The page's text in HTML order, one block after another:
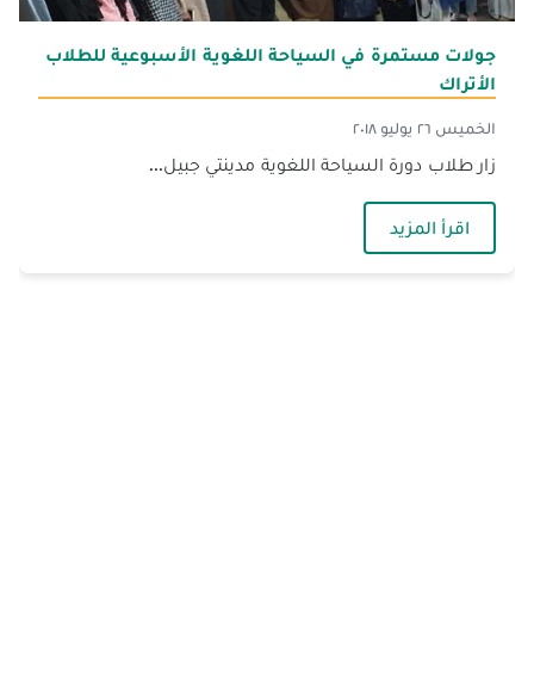
جولات مستمرة في السياحة اللغوية الأسبوعية للطلاب
الأتراك
الخميس ٢٦ يوليو ٢٠١٨
زار طلاب دورة السياحة اللغوية مدينتي جبيل...
اقرأ المزيد— جولات مستمرة في السياحة اللغوية الأسبوعية